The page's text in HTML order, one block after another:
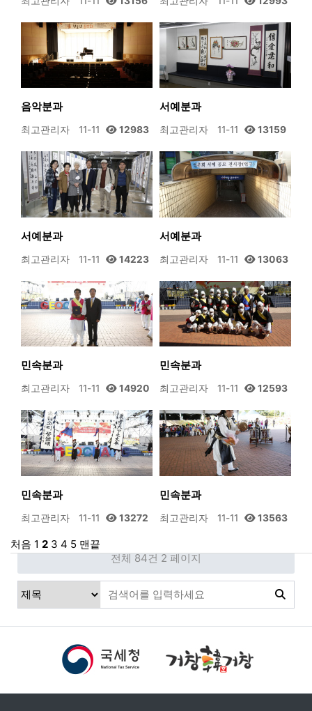
음악분과
최고관리자 11-11 12983
서예분과
최고관리자 11-11 13159
서예분과
최고관리자 11-11 14223
서예분과
최고관리자 11-11 13063
민속분과
최고관리자 11-11 14920
민속분과
최고관리자 11-11 12593
민속분과
최고관리자 11-11 13272
민속분과
최고관리자 11-11 13563
처음 1 2 3 4 5 맨끝
전체 84건 2 페이지